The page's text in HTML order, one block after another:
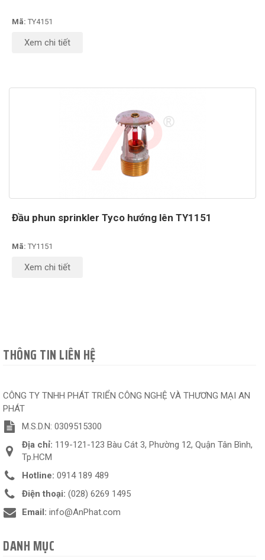
Mã: TY4151
Xem chi tiết
Đầu phun sprinkler Tyco hướng lên TY1151
Mã: TY1151
Xem chi tiết
THÔNG TIN LIÊN HỆ
CÔNG TY TNHH PHÁT TRIỂN CÔNG NGHỆ VÀ THƯƠNG MẠI AN
PHÁT
M.S.D.N: 0309515300
Địa chỉ: 119-121-123 Bàu Cát 3, Phường 12, Quận Tân Bình,
Tp.HCM
Hotline: 0914 189 489
Điện thoại: (028) 6269 1495
Email: info@AnPhat.com
DANH MỤC